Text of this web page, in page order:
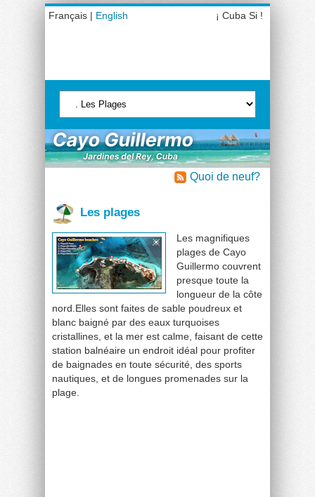
Français | English ¡ Cuba Si !
Quoi de neuf?
Les plages
Les magnifiques
plages de Cayo
Guillermo couvrent
presque toute la
longueur de la côte
nord.Elles sont faites de sable poudreux et
blanc baigné par des eaux turquoises
cristallines, et la mer est calme, faisant de cette
station balnéaire un endroit idéal pour profiter
de baignades en toute sécurité, des sports
nautiques, et de longues promenades sur la
plage.